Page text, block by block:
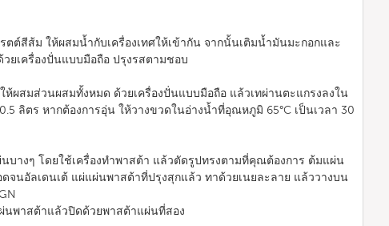
ตต์สีส้ม ให้ผสมน้ำกับเครื่องเทศให้เข้ากัน จากนั้นเติมน้ำมันมะกอกและ
วยเครื่องปั่นแบบมือถือ ปรุงรสตามชอบ
ห้ผสมส่วนผสมทั้งหมด ด้วยเครื่องปั่นแบบมือถือ แล้วเทผ่านตะแกรงลงใน
ลิตร หากต้องการอุ่น ให้วางขวดในอ่างน้ำที่อุณหภูมิ 65°C เป็นเวลา 30
บางๆ โดยใช้เครื่องทำพาสต้า แล้วตัดรูปทรงตามที่คุณต้องการ ต้มแผ่น
ดจนอัลเดนเต้ แผ่แผ่นพาสต้าที่ปรุงสุกแล้ว ทาด้วยเนยละลาย แล้ววางบน
นพาสต้าแล้วปิดด้วยพาสต้าแผ่นที่สอง